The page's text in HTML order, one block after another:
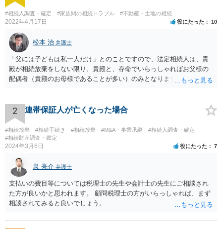
#相続人調査・確定 #家族間の相続トラブル #不動産・土地の相続
2022年4月17日 役にたった 10
松本 治 弁護士
「父には子どもは私一人だけ」とのことですので、法定相続人は、貴
殿が相続放棄をしない限り、貴殿と、存命でいらっしゃればお父様の
配偶者（貴殿のお母様であることが多い）のみとなります。遺言がな
2 連帯保証人が亡くなった場合
#相続放棄 #相続手続き #相続放棄 #M&A・事業承継
#相続人調査・確定
#相続財産調査・鑑定
2024年3月6日 役にたった 7
泉 亮介 弁護士
支払いの費目等については税理士の先生や会計士の先生にご相談され
た方が良いかと思われます。 顧問税理士の方がいらっしゃれば、まず
相談されてみると良いでしょう。